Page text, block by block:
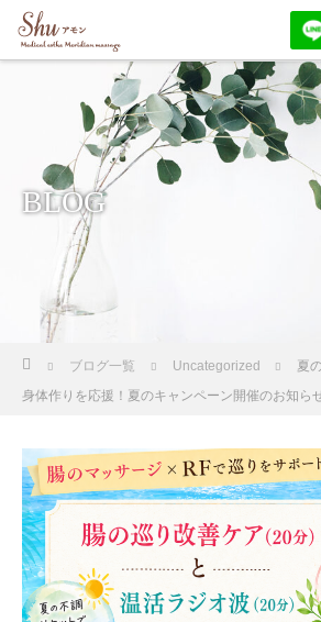
BLOG
ブログ一覧 Uncategorized
夏
身体作りを応援！夏のキャンペーン開催のお知ら